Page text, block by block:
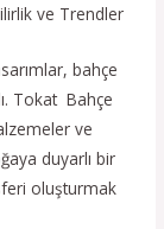
ve Trendler
bahçe
Tokat Bahçe
ve
duyarlı bir
oluşturmak